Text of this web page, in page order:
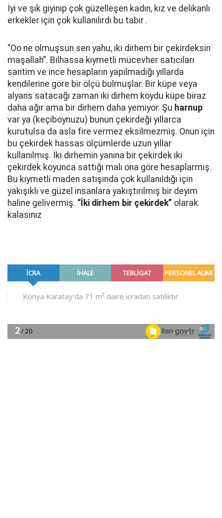
İyi ve şık giyinip çok güzelleşen kadın, kız ve delikanlı
erkekler için çok kullanılırdı bu tabir .
“Oo ne olmuşsun sen yahu, iki dirhem bir çekirdeksin
maşallah”. Bilhassa kıymetli mücevher satıcıları
santim ve ince hesapların yapılmadığı yıllarda
kendilerine göre bir ölçü bulmuşlar. Bir küpe veya
alyans satacağı zaman iki dirhem koydu küpe biraz
daha ağır ama bir dirhem daha yemiyor. Şu harnup
var ya (keçiboynuzu) bunun çekirdeği yıllarca
kurutulsa da asla fire vermez eksilmezmiş. Onun için
bu çekirdek hassas ölçümlerde uzun yıllar
kullanılmış. İki dirhemin yanına bir çekirdek iki
çekirdek koyunca sattığı malı ona göre hesaplarmış.
Bu kıymetli maden satışında çok kullanıldığı için
yakışıklı ve güzel insanlara yakıştırılmış bir deyim
haline gelivermiş. “İki dirhem bir çekirdek” olarak
kalasınız